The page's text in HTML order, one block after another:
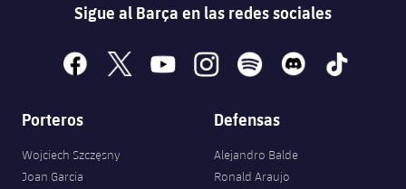
Sigue al Barça en las redes sociales
facebook
x youtubeinstagramspotify discord tiktok
Porteros
Wojciech Szczęsny
Joan Garcia
Defensas
Alejandro Balde
Ronald Araujo